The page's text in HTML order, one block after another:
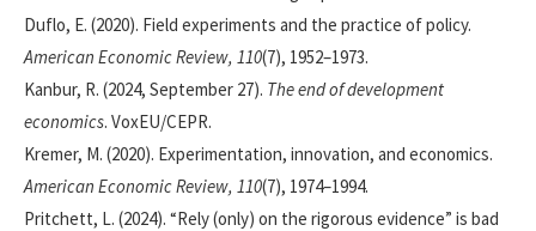
Duflo, E. (2020). Field experiments and the practice of policy.
American Economic Review, 110(7), 1952–1973.
Kanbur, R. (2024, September 27). The end of development
economics. VoxEU/CEPR.
Kremer, M. (2020). Experimentation, innovation, and economics.
American Economic Review, 110(7), 1974–1994.
Pritchett, L. (2024). “Rely (only) on the rigorous evidence” is bad